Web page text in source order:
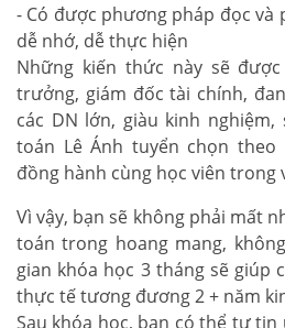
- Có được phương pháp đọc và
dễ nhớ, dễ thực hiện
Những kiến thức này sẽ
trưởng, giám đốc tài chính,
các DN lớn, giàu kinh
toán Lê Ánh tuyển chọn
đồng hành cùng học viên trong
Vì vậy, bạn sẽ không phải mất
toán trong hoang mang,
gian khóa học 3 tháng sẽ giúp
thực tế tương đương 2 + năm
Sau khóa học, bạn có thể tự